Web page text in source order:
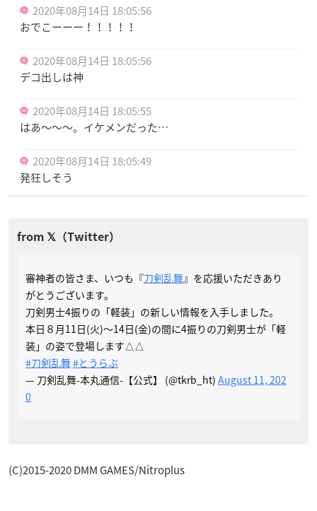
2020年08月14日 18:05:56
おでこーーー！！！！！
2020年08月14日 18:05:56
デコ出しは神
2020年08月14日 18:05:55
はあ〜〜〜。イケメンだった…
2020年08月14日 18:05:49
発狂しそう
審神者の皆さま、いつも『刀剣乱舞』を応援いただきあり
がとうございます。
刀剣男士4振りの「軽装」の新しい情報を入手しました。
本日８月11日(火)～14日(金)の間に4振りの刀剣男士が「軽
装」の姿で登場します△△
#刀剣乱舞#とうらぶ
— 刀剣乱舞-本丸通信-【公式】 (@tkrb_ht) August 11, 202
0
(C)2015-2020 DMM GAMES/Nitroplus